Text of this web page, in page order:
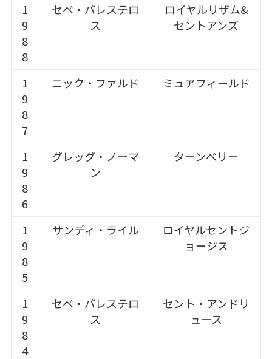
1
9
8
8
セベ・バレステロ
ス
ロイヤルリザム&
セントアンズ
1
9
8
7
ニック・ファルド ミュアフィールド
1
9
8
6
グレッグ・ノーマ
ン
ターンベリー
1
9
8
5
サンディ・ライル
ロイヤルセントジ
ョージス
1
9
8
4
セベ・バレステロ
ス
セント・アンドリ
ュース